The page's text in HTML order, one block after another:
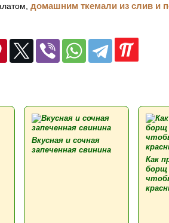
домашним ткемали из слив и
Вкусная и сочная
запеченная свинина
Как
борщ